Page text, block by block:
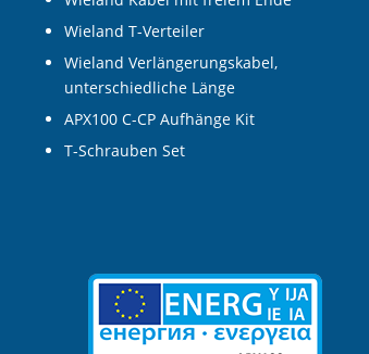
Wieland T-Verteiler
Wieland Verlängerungskabel,
unterschiedliche Länge
APX100 C-CP Aufhänge Kit
T-Schrauben Set